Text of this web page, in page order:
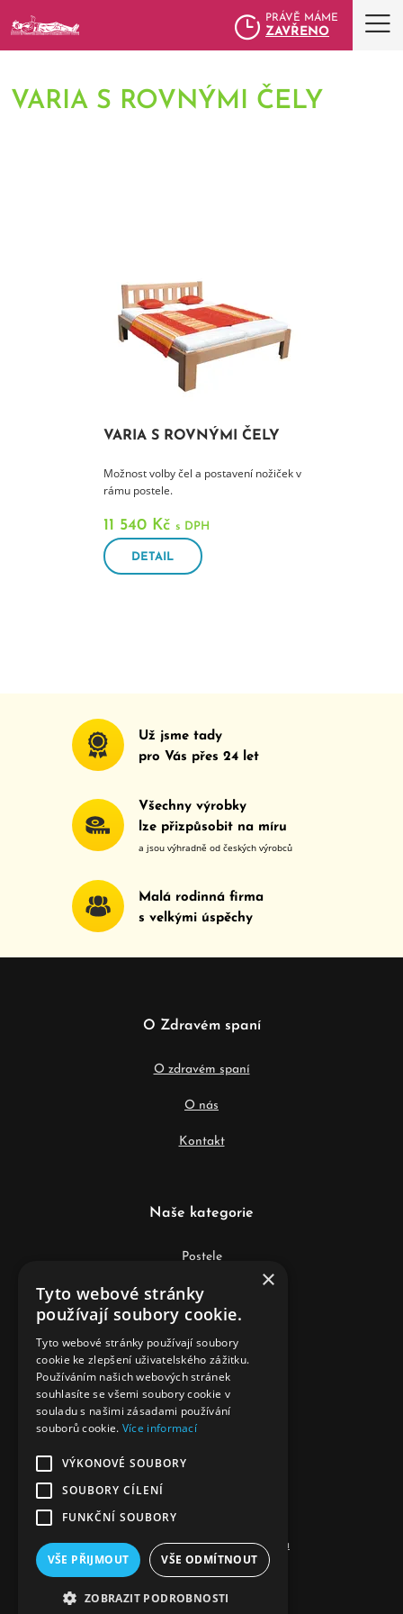
PRÁVĚ MÁME
ZAVŘENO
VARIA S ROVNÝMI ČELY
VARIA S ROVNÝMI ČELY
Možnost volby čel a postavení nožiček v
rámu postele.
11 540 Kč s DPH
DETAIL
Už jsme tady
pro Vás přes 24let
Všechny výrobky
lze přizpůsobit na míru
a jsou výhradně od českých výrobců
Malá rodinná firma
s velkými úspěchy
O Zdravém spaní
O zdravém spaní
O nás
Kontakt
Naše kategorie
Postele
Matrace
Lůžkoviny
Anatomické polštáře
Povlečení a deky z mikrovlákna
×
Tyto webové stránky
používají soubory cookie.
Tyto webové stránky používají soubory
cookie ke zlepšení uživatelského zážitku.
Používáním našich webových stránek
souhlasíte se všemi soubory cookie v
souladu s našimi zásadami používání
souborů cookie. Více informací
VÝKONOVÉ SOUBORY
SOUBORY CÍLENÍ
FUNKČNÍ SOUBORY
VŠE PŘIJMOUT VŠE ODMÍTNOUT
ZOBRAZIT PODROBNOSTI